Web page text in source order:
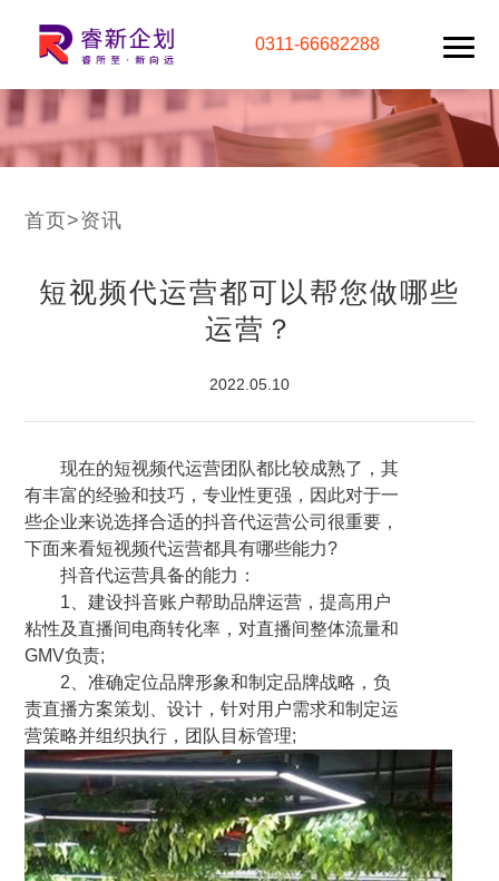
0311-66682288
首页>资讯
短视频代运营都可以帮您做哪些
运营？
2022.05.10
现在的短视频代运营团队都比较成熟了，其
有丰富的经验和技巧，专业性更强，因此对于一
些企业来说选择合适的抖音代运营公司很重要，
下面来看短视频代运营都具有哪些能力?
抖音代运营具备的能力：
1、建设抖音账户帮助品牌运营，提高用户
粘性及直播间电商转化率，对直播间整体流量和
GMV负责;
2、准确定位品牌形象和制定品牌战略，负
责直播方案策划、设计，针对用户需求和制定运
营策略并组织执行，团队目标管理;